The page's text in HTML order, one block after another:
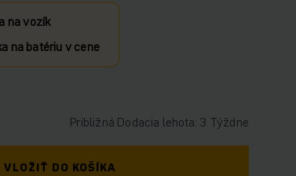
na vozík
na batériu v cene
Približná Dodacia lehota: 3 Týždne
VLOŽIŤ DO KOŠÍKA